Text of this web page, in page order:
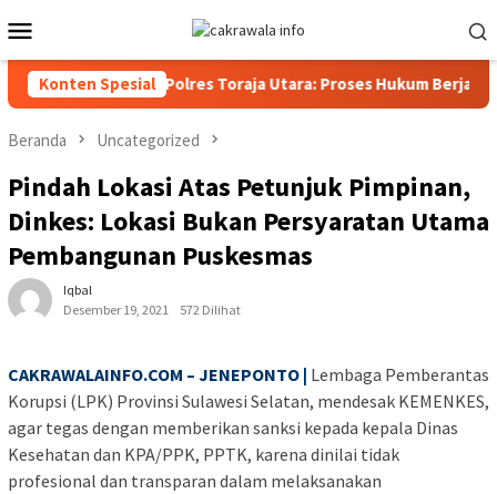
ke
kontenMobile
Konten Spesial
Reskrim Polres Toraja Utara: Proses Hukum Berjalan
Beranda Uncategorized
Pindah Lokasi Atas Petunjuk Pimpinan,
Dinkes: Lokasi Bukan Persyaratan Utama
Pembangunan Puskesmas
Iqbal
Desember 19, 2021
572 Dilihat
CAKRAWALAINFO.COM – JENEPONTO | Lembaga Pemberantas
Korupsi (LPK) Provinsi Sulawesi Selatan, mendesak KEMENKES,
agar tegas dengan memberikan sanksi kepada kepala Dinas
Kesehatan dan KPA/PPK, PPTK, karena dinilai tidak
profesional dan transparan dalam melaksanakan